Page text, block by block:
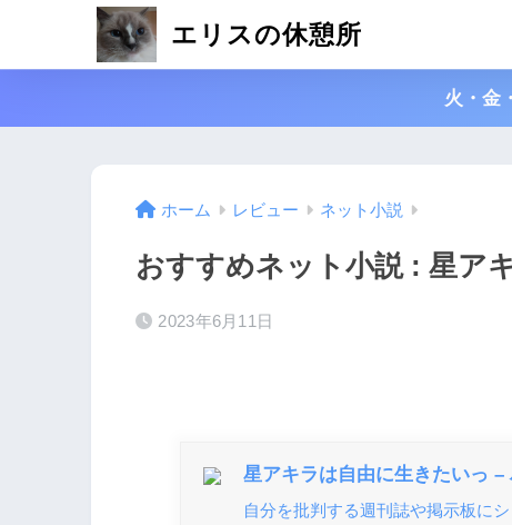
エリスの休憩所
火・金
ホーム レビュー ネット小説
おすすめネット小説 : 星ア
2023年6月11日
星アキラは自由に生きたいっ –
自分を批判する週刊誌や掲示板に